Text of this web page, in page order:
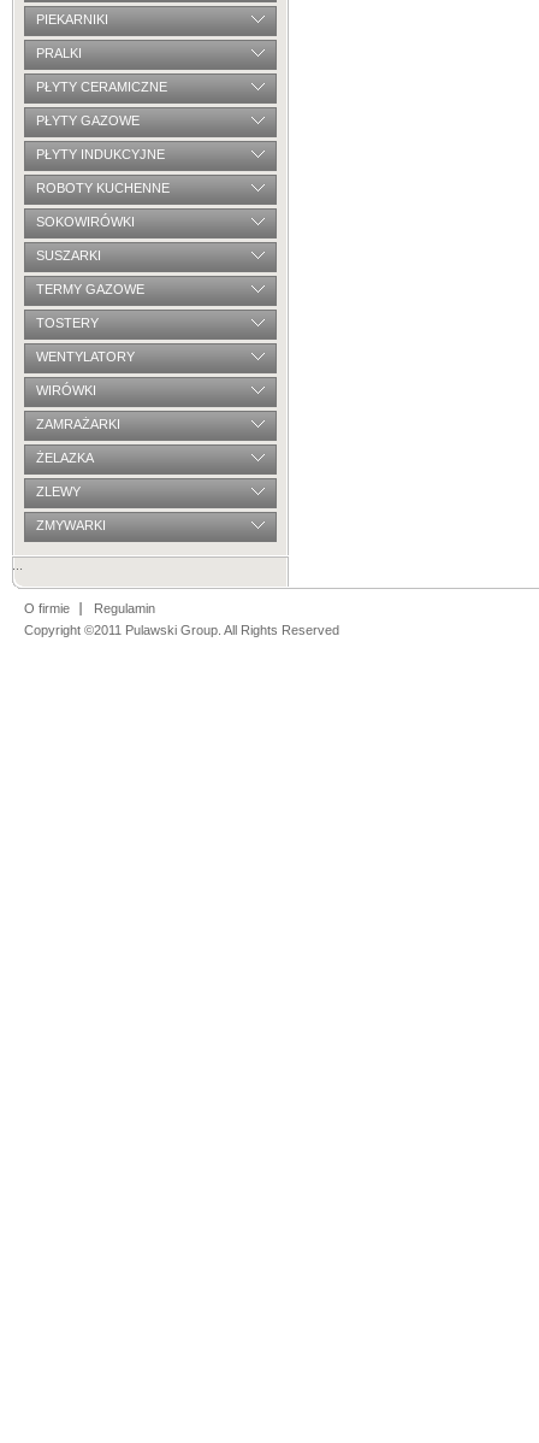
PIEKARNIKI
PRALKI
PŁYTY CERAMICZNE
PŁYTY GAZOWE
PŁYTY INDUKCYJNE
ROBOTY KUCHENNE
SOKOWIRÓWKI
SUSZARKI
TERMY GAZOWE
TOSTERY
WENTYLATORY
WIRÓWKI
ZAMRAŻARKI
ŻELAZKA
ZLEWY
ZMYWARKI
O firmie
Regulamin
Copyright ©2011 Pulawski Group. All Rights Reserved